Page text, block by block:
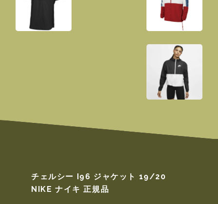
チェルシー I96 ジャケット 19/20
NIKE ナイキ 正規品